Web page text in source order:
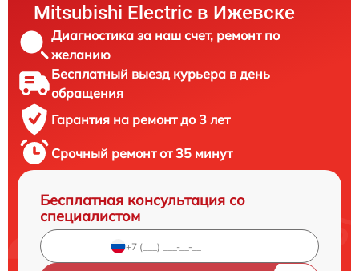
Mitsubishi Electric в Ижевске
Диагностика за наш счет, ремонт по
желанию
Бесплатный выезд курьера в день
обращения
Гарантия на ремонт до 3 лет
Срочный ремонт от 35 минут
Бесплатная консультация со
специалистом